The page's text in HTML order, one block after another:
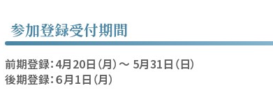
参加登録受付期間
前期登録：4月20日（月）～ 5月31日（日）
後期登録：６月1日（月）